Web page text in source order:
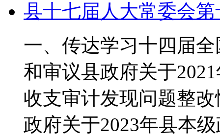
县十七届人大常委会
一、传达学习十四届
和审议县政府关于
收支审计发现问题整
政府关于2023年县本